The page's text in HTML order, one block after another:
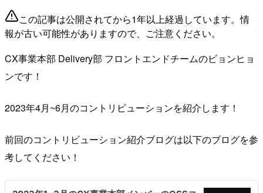
この記事は公開されてから1年以上経過しています。情
報が古い可能性がありますので、ご注意ください。
CX事業本部 Delivery部 フロントエンドチームのビョンヒョ
ンです！
2023年4月~6月のコントリビューションを紹介します！
前回のコントリビューション紹介ブログは以下のブログを参
考してください！